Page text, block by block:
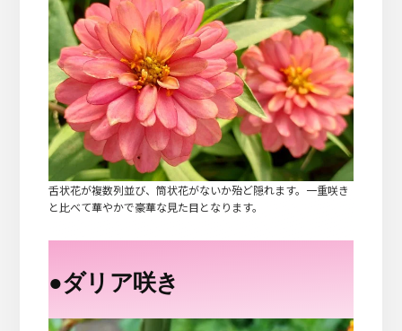
舌状花が複数列並び、筒状花がないか殆ど隠れます。一重咲き
と比べて華やかで豪華な見た目となります。
●ダリア咲き